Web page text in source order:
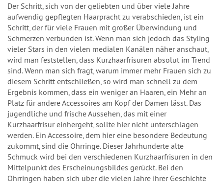
Der Schritt, sich von der geliebten und über viele Jahre
aufwendig gepflegten Haarpracht zu verabschieden, ist ein
Schritt, der für viele Frauen mit großer Überwindung und
Schmerzen verbunden ist. Wenn man sich jedoch das Styling
vieler Stars in den vielen medialen Kanälen näher anschaut,
wird man feststellen, dass Kurzhaarfrisuren absolut im Trend
sind. Wenn man sich fragt, warum immer mehr Frauen sich zu
diesem Schritt entschließen, so wird man schnell zu dem
Ergebnis kommen, dass ein weniger an Haaren, ein Mehr an
Platz für andere Accessoires am Kopf der Damen lässt. Das
jugendliche und frische Aussehen, das mit einer
Kurzhaarfrisur einhergeht, sollte hier nicht unterschlagen
werden. Ein Accessoire, dem hier eine besondere Bedeutung
zukommt, sind die Ohrringe. Dieser Jahrhunderte alte
Schmuck wird bei den verschiedenen Kurzhaarfrisuren in den
Mittelpunkt des Erscheinungsbildes gerückt. Bei den
Ohrringen haben sich über die vielen Jahre ihrer Geschichte